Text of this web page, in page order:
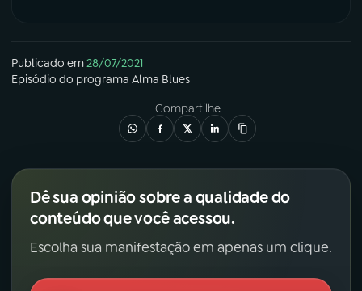
Publicado em28/07/2021
Episódio do programa Alma Blues
Compartilhe
Dê sua opinião sobre a qualidade do
conteúdo que você acessou.
Escolha sua manifestação em apenas um clique.